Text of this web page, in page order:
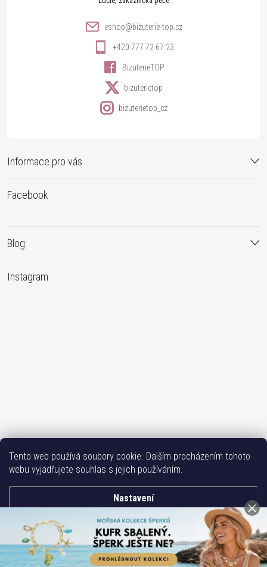
Tento web používá soubory cookie. Dalším procházením tohoto
webu vyjadřujete souhlas s jejich používáním.
Nastavení
Souhlasím
Informace pro vás
eshop@bizuterie-top.cz
+420 777 72 67 23
BizuterieTOP
bizuterietop
bizuterietop_cz
Facebook
Blog
Instagram
Vytvořil Shoptet
Copyright 2017-2026 Bižuterie TOP CZ. Všechna práva vyhrazena.